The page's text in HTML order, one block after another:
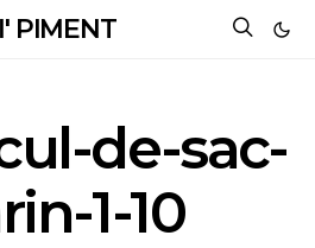
PIMENT
de-sac-
1-10